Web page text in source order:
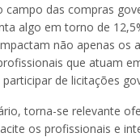
campo das compras
algo em torno de
não apenas os
que atuam
de licitações
torna-se relevante
os profissionais e